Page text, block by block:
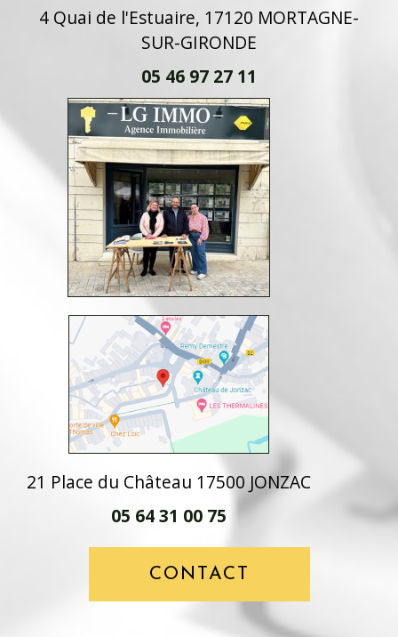
4 Quai de l'Estuaire, 17120 MORTAGNE-
SUR-GIRONDE
05 46 97 27 11
21 Place du Château 17500 JONZAC
05 64 31 00 75
CONTACT